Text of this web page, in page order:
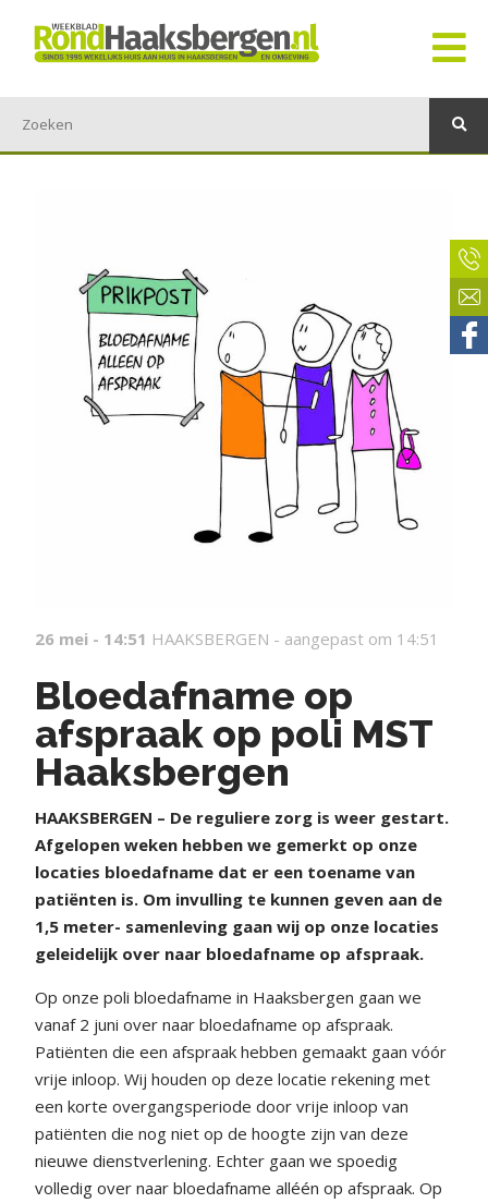
26 mei - 14:51 HAAKSBERGEN - aangepast om 14:51
Bloedafname op
afspraak op poli MST
Haaksbergen
HAAKSBERGEN – De reguliere zorg is weer gestart.
Afgelopen weken hebben we gemerkt op onze
locaties bloedafname dat er een toename van
patiënten is. Om invulling te kunnen geven aan de
1,5 meter- samenleving gaan wij op onze locaties
geleidelijk over naar bloedafname op afspraak.
Op onze poli bloedafname in Haaksbergen gaan we
vanaf 2 juni over naar bloedafname op afspraak.
Patiënten die een afspraak hebben gemaakt gaan vóór
vrije inloop. Wij houden op deze locatie rekening met
een korte overgangsperiode door vrije inloop van
patiënten die nog niet op de hoogte zijn van deze
nieuwe dienstverlening. Echter gaan we spoedig
volledig over naar bloedafname alléén op afspraak. Op